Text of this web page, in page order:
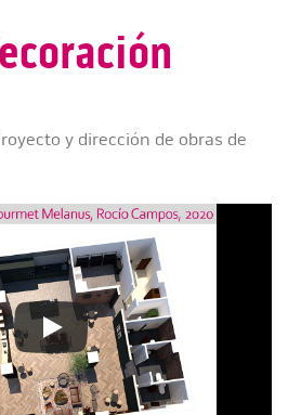
y dirección de obras de